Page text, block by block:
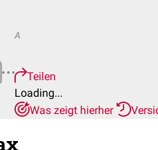
A
Teilen
Loading...
Was zeigt hierher